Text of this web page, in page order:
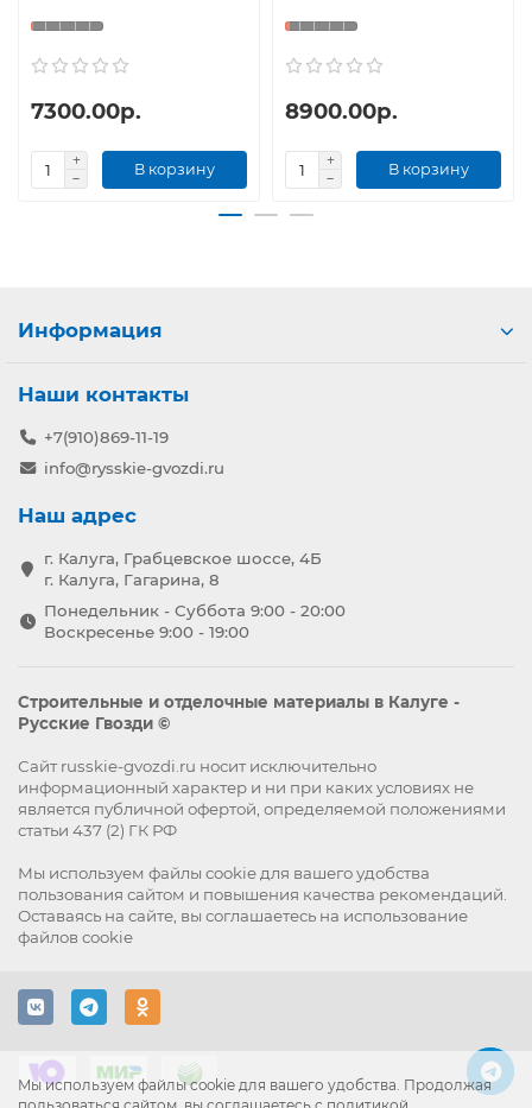
7300.00р.
В корзину
8900.00р.
В корзину
Мы используем файлы cookie для вашего удобства. Продолжая
Информация
Наши контакты
+7(910)869-11-19
info@rysskie-gvozdi.ru
Наш адрес
г. Калуга, Грабцевское шоссе, 4Б
г. Калуга, Гагарина, 8
Понедельник - Суббота 9:00 - 20:00
Воскресенье 9:00 - 19:00
Строительные и отделочные материалы в Калуге -
Русские Гвозди ©
Сайт russkie-gvozdi.ru носит исключительно
информационный характер и ни при каких условиях не
является публичной офертой, определяемой положениями
статьи 437 (2) ГК РФ
Мы используем файлы cookie для вашего удобства
пользования сайтом и повышения качества рекомендаций.
Оставаясь на сайте, вы соглашаетесь на использование
файлов cookie